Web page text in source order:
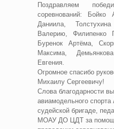
Поздравляем
соревнований: Бойко
Даниила,
Валерию, Филипенко
Буренок Артёма,
Максима,
Евгения.
Огромное спасибо
Михаилу Сергеевичу!
Слова благодарности
авиамодельного спорта
судейской бригаде,
МОАУ ДО ЦДТ за